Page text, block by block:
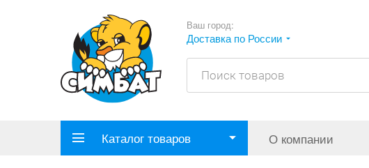
Ваш город:
Доставка по России
Каталог товаров О компании